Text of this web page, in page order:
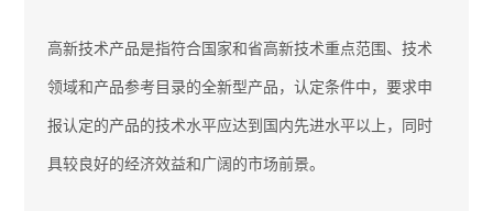
高新技术产品是指符合国家和省高新技术重点范围、技术
领域和产品参考目录的全新型产品 ， 认定条件中，要求申
报认定的产品的技术水平应达到国内先进水平以上，同时
具较良好的经济效益和广阔的市场前景。